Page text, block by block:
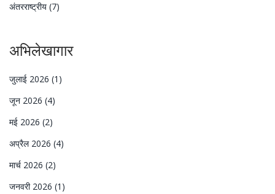
अंतरराष्ट्रीय (7)
अभिलेखागार
जुलाई 2026 (1)
जून 2026 (4)
मई 2026 (2)
अप्रैल 2026 (4)
मार्च 2026 (2)
जनवरी 2026 (1)